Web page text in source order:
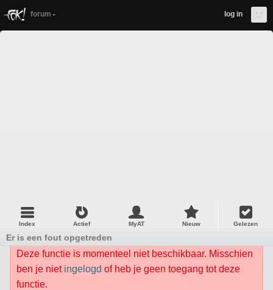
forum log in
Index Actief MyAT Nieuw Gelezen
Er is een fout opgetreden
Deze functie is momenteel niet beschikbaar. Misschien
ben je niet ingelogd of heb je geen toegang tot deze
functie.